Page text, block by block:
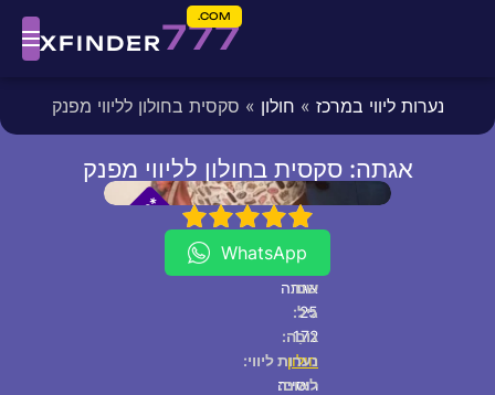
777
XFINDER
COM.
נערות ליווי במרכז » חולון » סקסית בחולון לליווי מפנק
אגתה: סקסית בחולון לליווי מפנק
fixed
*
P
*
[/fixed]
5
WhatsApp
שם:
אגתה
גיל:
25
גוֹבַה:
172
נערות ליווי:
חולון
לאום:
רוסייה